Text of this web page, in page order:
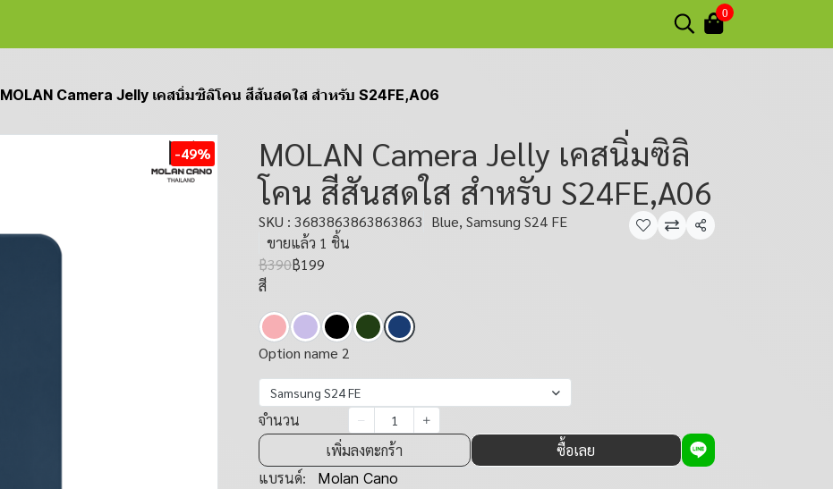
0
MOLAN Camera Jelly เคสนิ่มซิลิโคน สีสันสดใส สำหรับ S24FE,A06
-49%
MOLAN Camera Jelly เคสนิ่มซิลิ
โคน สีสันสดใส สำหรับ S24FE,A06
SKU : 3683863863863863 Blue, Samsung S24 FE
ขายแล้ว 1 ชิ้น
แชร์
฿390฿199
สี
Option name 2
Samsung S24 FE
จำนวน
เพิ่มลงตะกร้า
ซื้อเลย
แบรนด์:
Molan Cano